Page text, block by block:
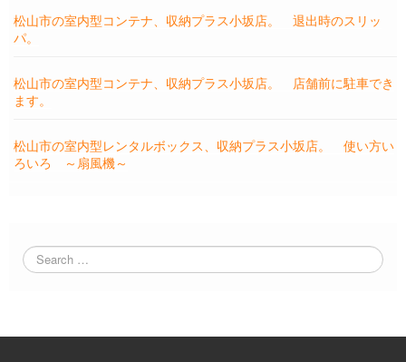
松山市の室内型コンテナ、収納プラス小坂店。 退出時のスリッ
パ。
松山市の室内型コンテナ、収納プラス小坂店。 店舗前に駐車でき
ます。
松山市の室内型レンタルボックス、収納プラス小坂店。 使い方い
ろいろ ～扇風機～